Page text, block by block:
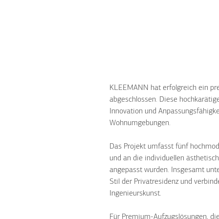
KLEEMANN hat erfolgreich ein
abgeschlossen. Diese
Innovation und
Wohnumgebungen.
Das Projekt umfasst fünf
und an die individuellen
angepasst wurden. Insgesamt
Stil der Privatresidenz und
Ingenieurskunst.
Für Premium-Aufzugslösungen,